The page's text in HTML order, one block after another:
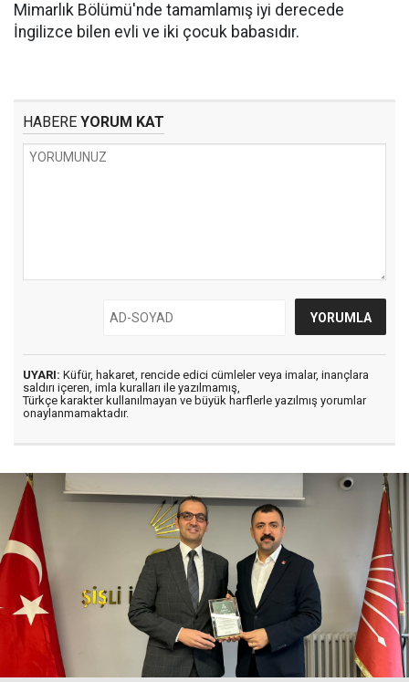
Mimarlık Bölümü'nde tamamlamış iyi derecede
İngilizce bilen evli ve iki çocuk babasıdır.
HABERE YORUM KAT
UYARI: Küfür, hakaret, rencide edici cümleler veya imalar, inançlara
saldırı içeren, imla kuralları ile yazılmamış,
Türkçe karakter kullanılmayan ve büyük harflerle yazılmış yorumlar
onaylanmamaktadır.